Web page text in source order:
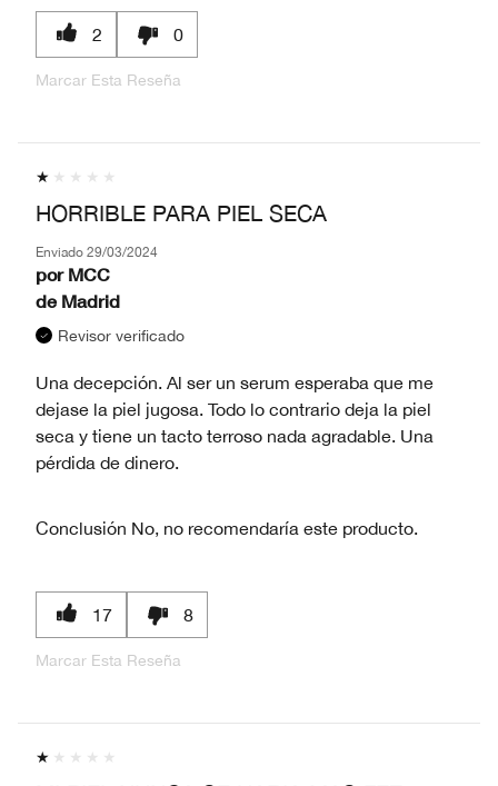
2 0
Marcar Esta Reseña
HORRIBLE PARA PIEL SECA
Enviado 29/03/2024
por MCC
de Madrid
Revisor verificado
Una decepción. Al ser un serum esperaba que me
dejase la piel jugosa. Todo lo contrario deja la piel
seca y tiene un tacto terroso nada agradable. Una
pérdida de dinero.
Conclusión No, no recomendaría este producto.
17 8
Marcar Esta Reseña